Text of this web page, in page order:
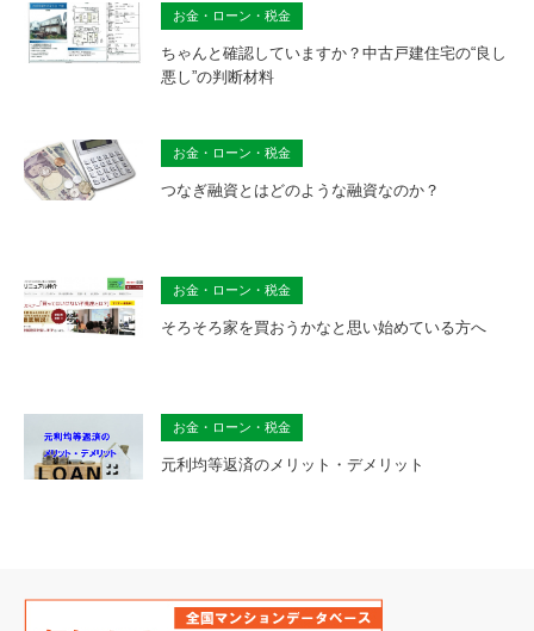
お金・ローン・税金
ちゃんと確認していますか？中古戸建住宅の“良し
悪し”の判断材料
お金・ローン・税金
つなぎ融資とはどのような融資なのか？
お金・ローン・税金
そろそろ家を買おうかなと思い始めている方へ
お金・ローン・税金
元利均等返済のメリット・デメリット